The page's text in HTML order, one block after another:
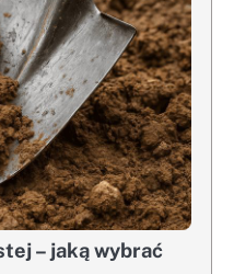
– jaką wybrać